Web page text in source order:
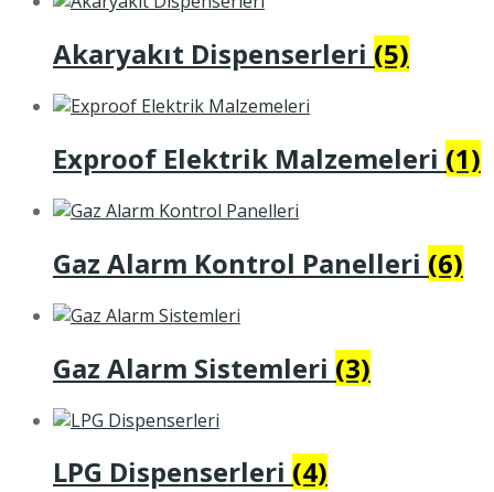
Akaryakıt Dispenserleri (5)
Exproof Elektrik Malzemeleri (1)
Gaz Alarm Kontrol Panelleri (6)
Gaz Alarm Sistemleri (3)
LPG Dispenserleri (4)